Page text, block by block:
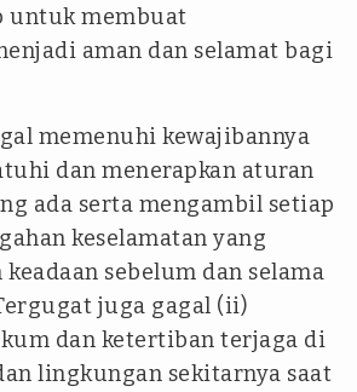
untuk membuat
aman dan selamat bagi
memenuhi kewajibannya
dan menerapkan aturan
ada serta mengambil setiap
keselamatan yang
sebelum dan selama
juga gagal (ii)
dan ketertiban terjaga di
lingkungan sekitarnya saat